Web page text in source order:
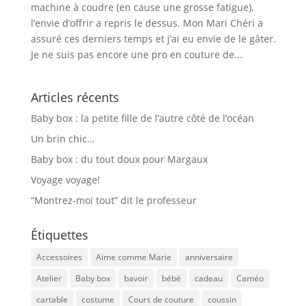
machine à coudre (en cause une grosse fatigue),
l’envie d’offrir a repris le dessus. Mon Mari Chéri a
assuré ces derniers temps et j’ai eu envie de le gâter.
Je ne suis pas encore une pro en couture de...
Articles récents
Baby box : la petite fille de l’autre côté de l’océan
Un brin chic…
Baby box : du tout doux pour Margaux
Voyage voyage!
“Montrez-moi tout” dit le professeur
Étiquettes
Accessoires Aime comme Marie
anniversaire
Atelier
Baby box bavoir bébé cadeau
Caméo
cartable
costume Cours de couture
coussin